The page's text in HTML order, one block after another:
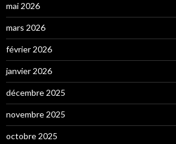
mai 2026
mars 2026
février 2026
janvier 2026
décembre 2025
novembre 2025
octobre 2025